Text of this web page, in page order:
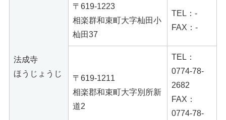
法成寺
ほうじょうじ
〒619‐1223
相楽群和束町大字杣田小
杣田37
TEL：-
FAX：-
〒619-1211
相楽郡和束町大字別所新
道2
TEL：
0774-78-
2682
FAX：
0774-78-